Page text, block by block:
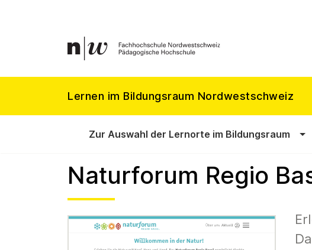
Lernen im Bildungsraum Nordwestschweiz
Zur Auswahl der Lernorte im Bildungsraum
Naturforum Regio